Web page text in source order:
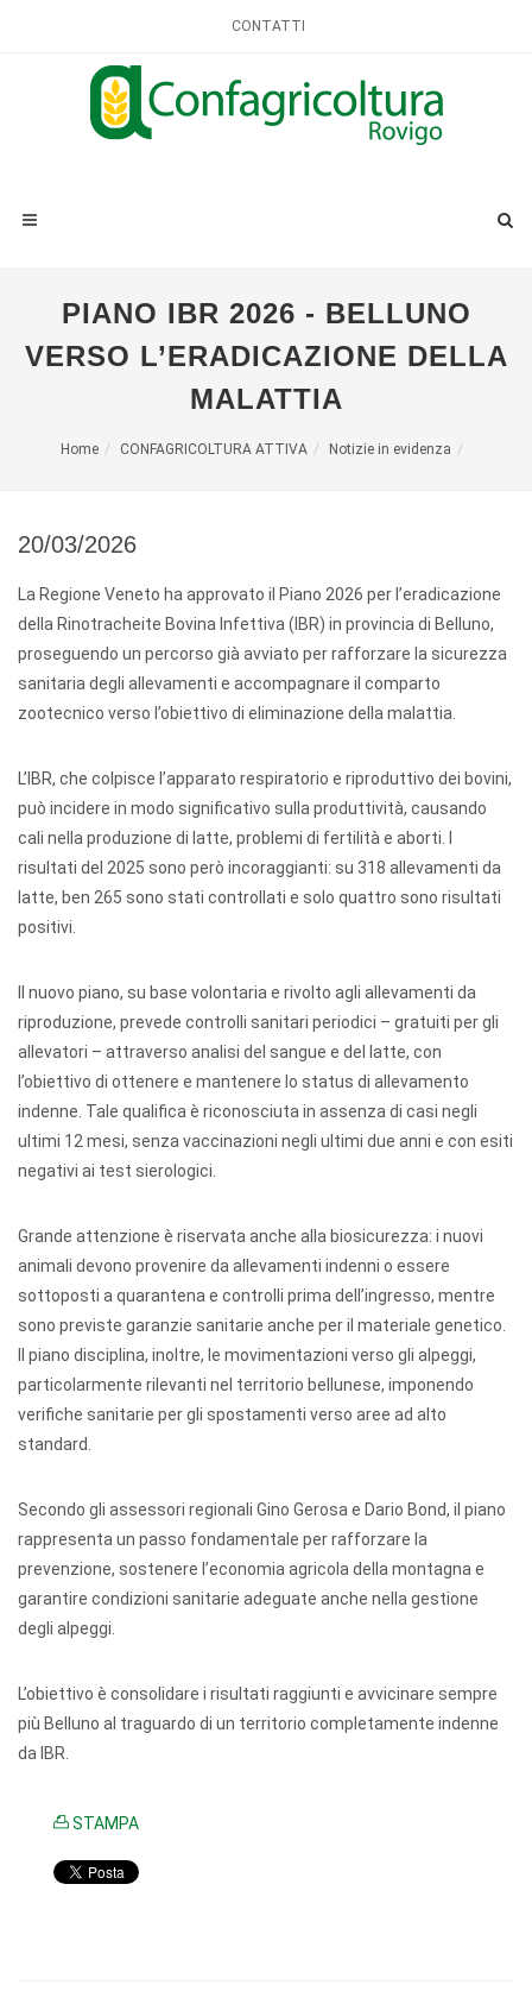
CONTATTI
PIANO IBR 2026 - BELLUNO
VERSO L’ERADICAZIONE DELLA
MALATTIA
Home CONFAGRICOLTURA ATTIVA Notizie in evidenza
20/03/2026
La Regione Veneto ha approvato il Piano 2026 per l’eradicazione
della Rinotracheite Bovina Infettiva (IBR) in provincia di Belluno,
proseguendo un percorso già avviato per rafforzare la sicurezza
sanitaria degli allevamenti e accompagnare il comparto
zootecnico verso l’obiettivo di eliminazione della malattia.
L’IBR, che colpisce l’apparato respiratorio e riproduttivo dei bovini,
può incidere in modo significativo sulla produttività, causando
cali nella produzione di latte, problemi di fertilità e aborti. I
risultati del 2025 sono però incoraggianti: su 318 allevamenti da
latte, ben 265 sono stati controllati e solo quattro sono risultati
positivi.
Il nuovo piano, su base volontaria e rivolto agli allevamenti da
riproduzione, prevede controlli sanitari periodici – gratuiti per gli
allevatori – attraverso analisi del sangue e del latte, con
l’obiettivo di ottenere e mantenere lo status di allevamento
indenne. Tale qualifica è riconosciuta in assenza di casi negli
ultimi 12 mesi, senza vaccinazioni negli ultimi due anni e con esiti
negativi ai test sierologici.
Grande attenzione è riservata anche alla biosicurezza: i nuovi
animali devono provenire da allevamenti indenni o essere
sottoposti a quarantena e controlli prima dell’ingresso, mentre
sono previste garanzie sanitarie anche per il materiale genetico.
Il piano disciplina, inoltre, le movimentazioni verso gli alpeggi,
particolarmente rilevanti nel territorio bellunese, imponendo
verifiche sanitarie per gli spostamenti verso aree ad alto
standard.
Secondo gli assessori regionali Gino Gerosa e Dario Bond, il piano
rappresenta un passo fondamentale per rafforzare la
prevenzione, sostenere l’economia agricola della montagna e
garantire condizioni sanitarie adeguate anche nella gestione
degli alpeggi.
L’obiettivo è consolidare i risultati raggiunti e avvicinare sempre
più Belluno al traguardo di un territorio completamente indenne
da IBR.
STAMPA